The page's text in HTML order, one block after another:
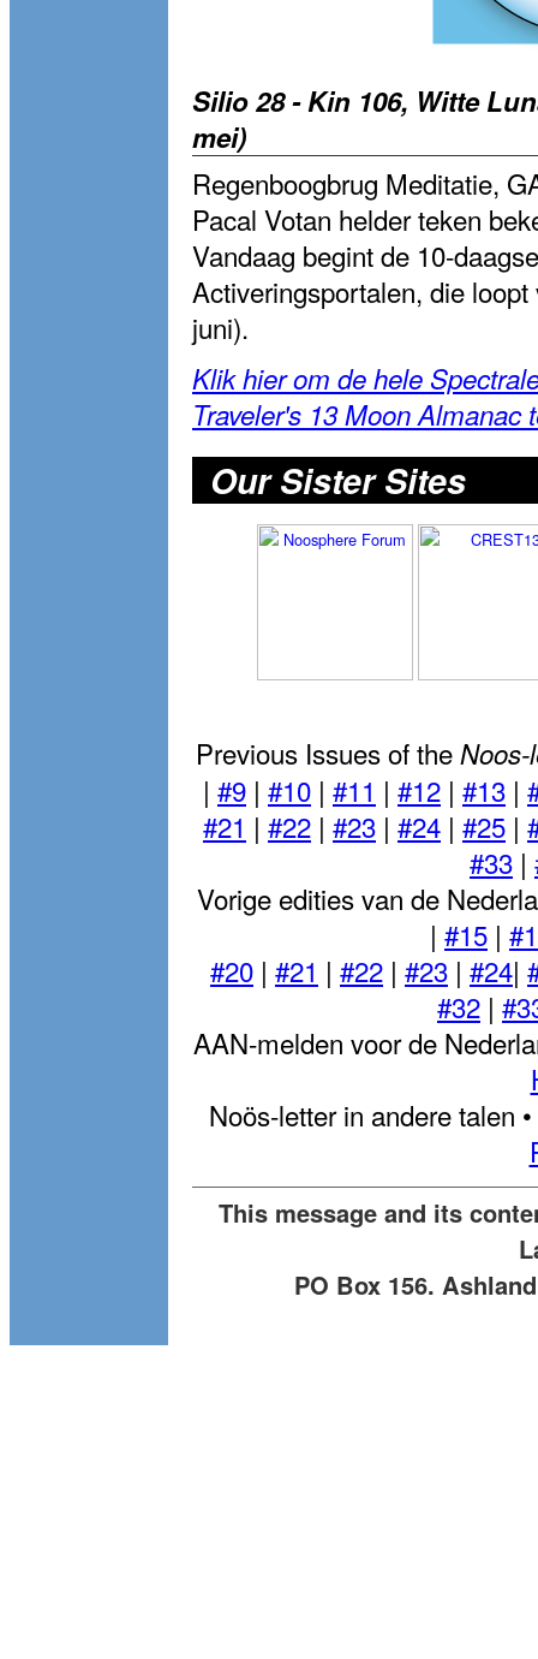
Silio 28 - Kin 106, Witte
mei)
Regenboogbrug Meditatie,
Pacal Votan helder teken
Vandaag begint de 10-
Activeringsportalen, die
juni).
Klik hier om de hele
Traveler's 13 Moon Almanac
Our Sister Sites
Previous Issues of theNoos-
| #9 | #10 | #11 | #12 | #13 |
#21 | #22 | #23 | #24 | #25 |
#33 |
Vorige edities van de
| #15 |
#20 | #21 | #22 | #23 | #24|
#32 |
AAN-melden voor de
Noös-letter in andere talen •
This message and its
PO Box 156.